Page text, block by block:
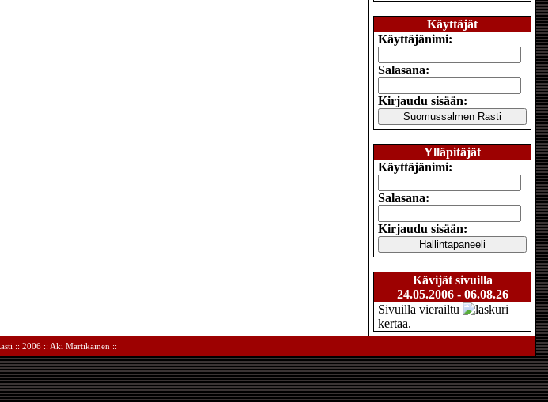
Käyttäjät
Käyttäjänimi:
Salasana:
Kirjaudu sisään:
Ylläpitäjät
Käyttäjänimi:
Salasana:
Kirjaudu sisään:
Kävijät sivuilla
24.05.2006 - 06.08.26
Sivuilla vierailtu
kertaa.
:: 2006 :: Aki Martikainen ::